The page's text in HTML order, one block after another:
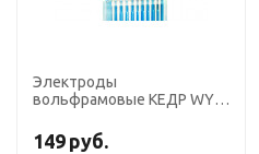
Электроды
вольфрамовые КЕДР WY-
(темно-синий) DC
149 руб.